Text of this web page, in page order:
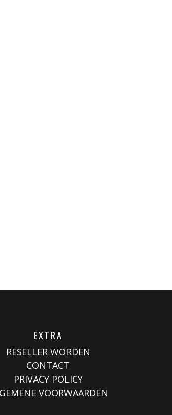
EXTRA
RESELLER WORDEN
CONTACT
PRIVACY POLICY
VOORWAARDEN